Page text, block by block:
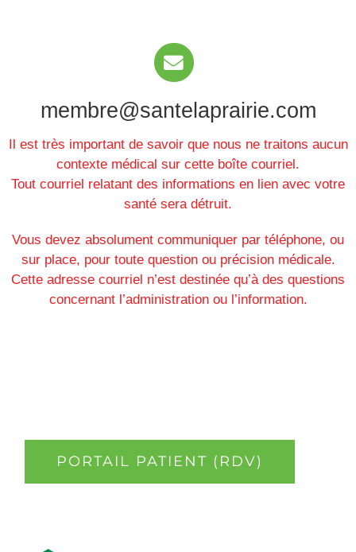
membre@santelaprairie.com
Il est très important de savoir que nous ne traitons aucun
contexte médical sur cette boîte courriel.
Tout courriel relatant des informations en lien avec votre
santé sera détruit.
Vous devez absolument communiquer par téléphone, ou
sur place, pour toute question ou précision médicale.
Cette adresse courriel n’est destinée qu’à des questions
concernant l’administration ou l’information.
PORTAIL PATIENT (RDV)